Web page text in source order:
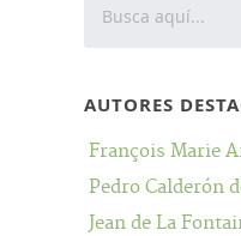
AUTORES
François Marie
Pedro Calderón
Jean de La